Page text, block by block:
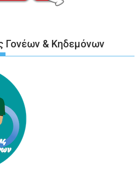
Γονέων & Κηδεμόνων